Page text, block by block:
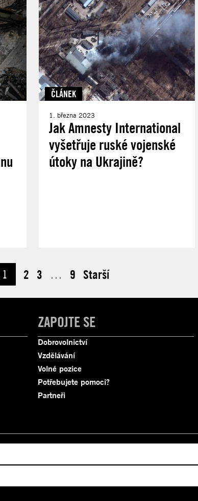
ČLÁNEK
1. března 2023
Jak Amnesty International
vyšetřuje ruské vojenské
útoky na Ukrajině?
1 2 3 … 9 Starší
ZAPOJTE SE
Dobrovolnictví
Vzdělávání
Volné pozice
Potřebujete pomoci?
Partneři